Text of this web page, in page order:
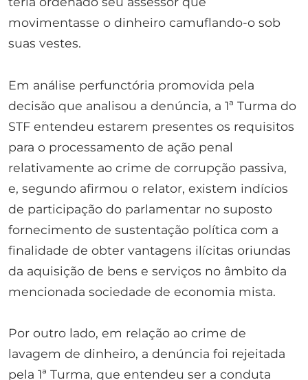
movimentasse o dinheiro camuflando-o sob
suas vestes.
Em análise perfunctória promovida pela
decisão que analisou a denúncia, a 1ª Turma do
STF entendeu estarem presentes os requisitos
para o processamento de ação penal
relativamente ao crime de corrupção passiva,
e, segundo afirmou o relator, existem indícios
de participação do parlamentar no suposto
fornecimento de sustentação política com a
finalidade de obter vantagens ilícitas oriundas
da aquisição de bens e serviços no âmbito da
mencionada sociedade de economia mista.
Por outro lado, em relação ao crime de
lavagem de dinheiro, a denúncia foi rejeitada
pela 1ª Turma, que entendeu ser a conduta